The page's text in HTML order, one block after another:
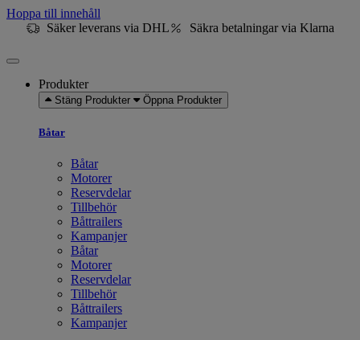
Hoppa till innehåll
Säker leverans via DHL
Säkra betalningar via Klarna
Produkter
Stäng Produkter Öppna Produkter
Båtar
Båtar
Motorer
Reservdelar
Tillbehör
Båttrailers
Kampanjer
Båtar
Motorer
Reservdelar
Tillbehör
Båttrailers
Kampanjer